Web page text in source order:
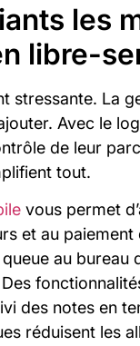
les
libre-
stressante. La
Avec le
de leur
tout.
vous permet
et au
au bureau
des notes en
réduisent les